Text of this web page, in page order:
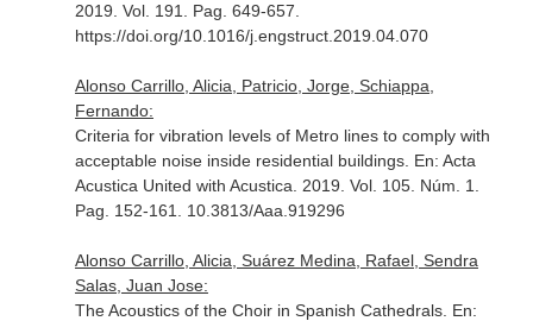
2019. Vol. 191. Pag. 649-657.
https://doi.org/10.1016/j.engstruct.2019.04.070
Alonso Carrillo, Alicia, Patricio, Jorge, Schiappa,
Fernando:
Criteria for vibration levels of Metro lines to comply with
acceptable noise inside residential buildings. En: Acta
Acustica United with Acustica . 2019. Vol. 105. Núm. 1.
Pag. 152-161. 10.3813/Aaa.919296
Alonso Carrillo, Alicia, Suárez Medina, Rafael, Sendra
Salas, Juan Jose:
The Acoustics of the Choir in Spanish Cathedrals. En: